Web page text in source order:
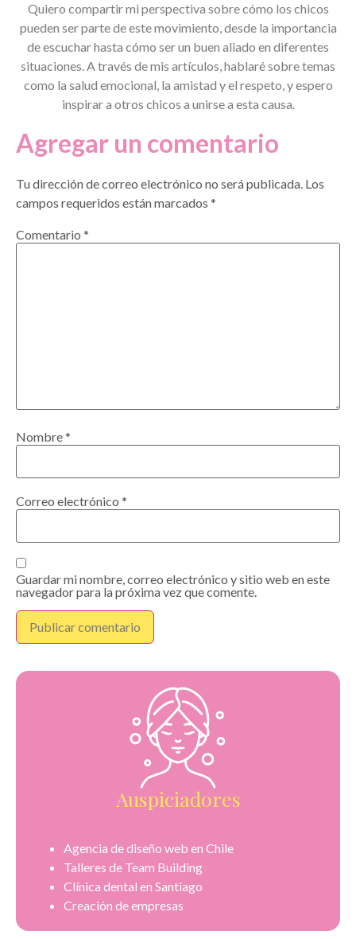
Quiero compartir mi perspectiva sobre cómo los chicos
pueden ser parte de este movimiento, desde la importancia
de escuchar hasta cómo ser un buen aliado en diferentes
situaciones. A través de mis artículos, hablaré sobre temas
como la salud emocional, la amistad y el respeto, y espero
inspirar a otros chicos a unirse a esta causa.
Agregar un comentario
Tu dirección de correo electrónico no será publicada. Los
campos requeridos están marcados *
Comentario *
Nombre*
Correo electrónico *
Guardar mi nombre, correo electrónico y sitio web en este
navegador para la próxima vez que comente.
Auspiciadores
Agencia de diseño web en Chile
Talleres de Team Building
Clínica dental en Santiago
Creación de empresas